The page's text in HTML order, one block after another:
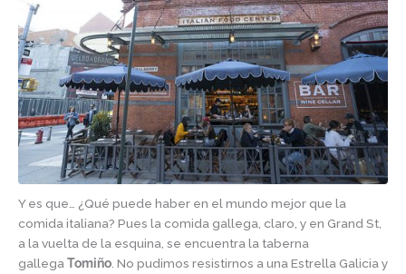
Y es que… ¿Qué puede haber en el mundo mejor que la
comida italiana? Pues la comida gallega, claro, y en Grand St,
a la vuelta de la esquina, se encuentra la taberna
gallega Tomiño . No pudimos resistirnos a una Estrella Galicia y